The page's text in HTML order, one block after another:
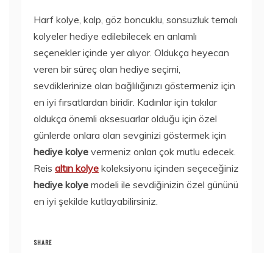
Harf kolye, kalp, göz boncuklu, sonsuzluk temalı
kolyeler hediye edilebilecek en anlamlı
seçenekler içinde yer alıyor. Oldukça heyecan
veren bir süreç olan hediye seçimi,
sevdiklerinize olan bağlılığınızı göstermeniz için
en iyi fırsatlardan biridir. Kadınlar için takılar
oldukça önemli aksesuarlar olduğu için özel
günlerde onlara olan sevginizi göstermek için
hediye kolye vermeniz onları çok mutlu edecek.
Reis altın kolye koleksiyonu içinden seçeceğiniz
hediye kolye modeli ile sevdiğinizin özel gününü
en iyi şekilde kutlayabilirsiniz.
SHARE